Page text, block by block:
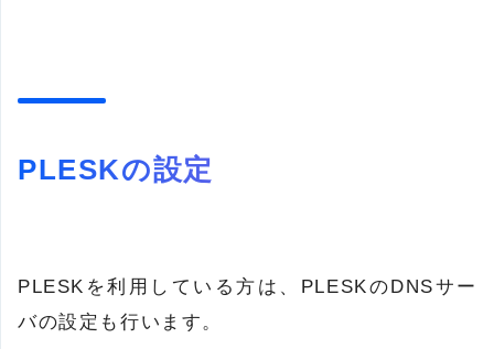
PLESKの設定
PLESKを利用している方は、PLESKのDNSサー
バの設定も行います。